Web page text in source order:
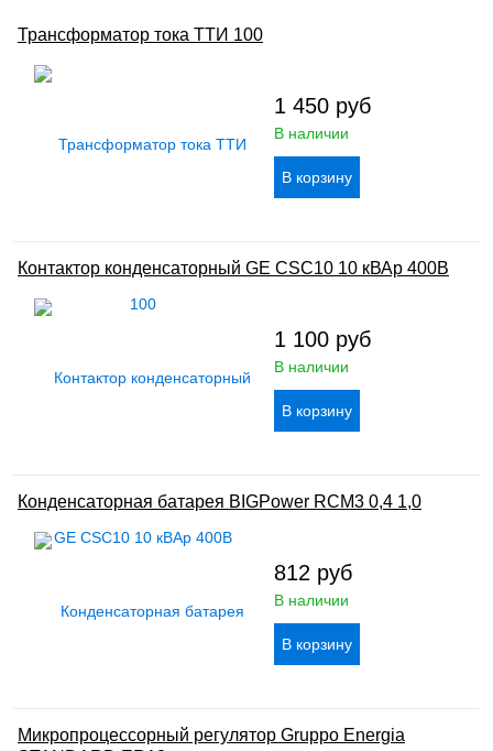
Трансформатор тока ТТИ 100
1 450 руб
В наличии
Контактор конденсаторный GE CSC10 10 кВАр 400В
1 100 руб
В наличии
Конденсаторная батарея BIGPower RCM3 0,4 1,0
812 руб
В наличии
Микропроцессорный регулятор Gruppo Energia